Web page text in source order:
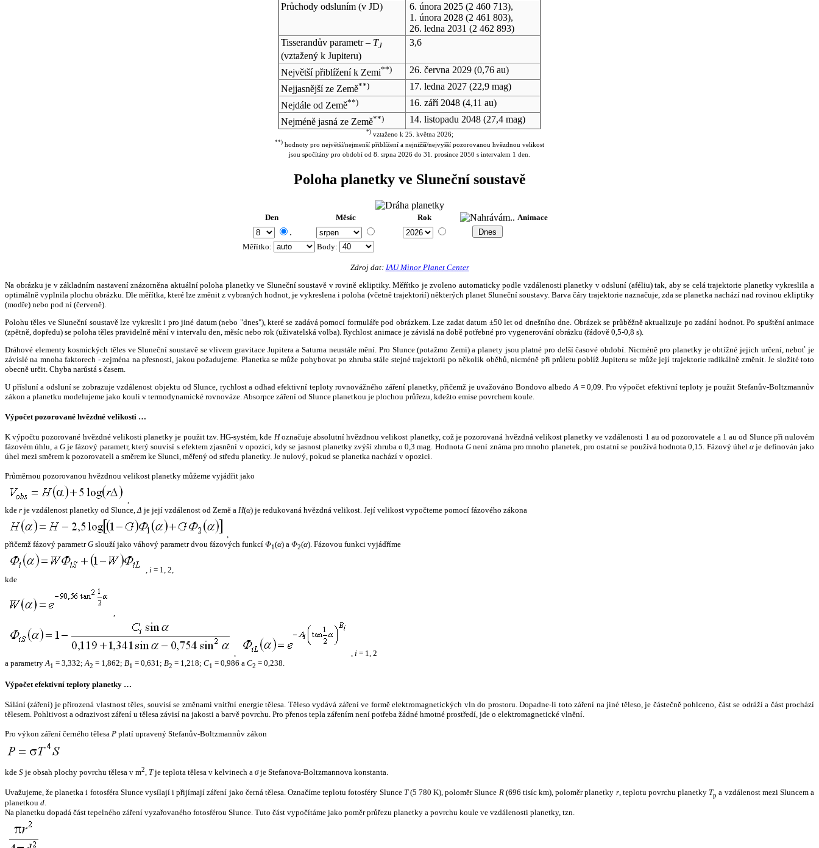
Průchody odsluním (vJD) 6. února 2025 (2 460 713),
1. února 2028 (2 461 803),
26. ledna 2031 (2 462 893)
Tisserandův parametr – TJ
(vztažený k Jupiteru)
3,6
Největší přiblížení k Zemi**) 26. června 2029 (0,76 au)
Nejjasnější ze Země**) 17. ledna 2027 (22,9 mag)
Nejdále od Země**) 16. září 2048 (4,11 au)
Nejméně jasná ze Země**) 14. listopadu 2048 (27,4 mag)
*)vztaženo k 25. května 2026;
**) hodnoty pro největší/nejmenší přiblížení a nejnižší/nejvyšší pozorovanou hvězdnou velikost
jsou spočítány pro období od 8. srpna 2026 do 31. prosince 2050 s intervalem 1 den.
Poloha planetky ve Sluneční soustavě
Den Měsíc Rok Animace
.
Měřítko: Body:
Zdroj dat: IAU Minor Planet Center
Na obrázku je v základním nastavení znázorněna aktuální poloha planetky ve Sluneční soustavě v rovině ekliptiky. Měřítko je zvoleno automaticky podle vzdálenosti planetky v odsluní (aféliu) tak, aby se celá trajektorie planetky vykreslila a
optimálně vyplnila plochu obrázku. Dle měřítka, které lze změnit z vybraných hodnot, je vykreslena i poloha (včetně trajektorií) některých planet Sluneční soustavy. Barva čáry trajektorie naznačuje, zda se planetka nachází nad rovinou ekliptiky
(modře) nebo pod ní (červeně).
Polohu těles ve Sluneční soustavě lze vykreslit i pro jiné datum (nebo "dnes"), které se zadává pomocí formuláře pod obrázkem. Lze zadat datum ±50 let od dnešního dne. Obrázek se průběžně aktualizuje po zadání hodnot. Po spuštění animace
(zpětně, dopředu) se poloha těles pravidelně mění v intervalu den, měsíc nebo rok (uživatelská volba). Rychlost animace je závislá na době potřebné pro vygenerování obrázku (řádově 0,5-0,8 s).
Dráhové elementy kosmických těles ve Sluneční soustavě se vlivem gravitace Jupitera a Saturna neustále mění. Pro Slunce (potažmo Zemi) a planety jsou platné pro delší časové období. Nicméně pro planetky je obtížné jejich určení, neboť je
závislé na mnoha faktorech - zejména na přesnosti, jakou požadujeme. Planetka se může pohybovat po zhruba stále stejné trajektorii po několik oběhů, nicméně při průletu poblíž Jupiteru se může její trajektorie radikálně změnit. Je složité toto
obecně určit. Chyba narůstá s časem.
U přísluní a odsluní se zobrazuje vzdálenost objektu od Slunce, rychlost a odhad efektivní teploty rovnovážného záření planetky, přičemž je uvažováno Bondovo albedo A = 0,09. Pro výpočet efektivní teploty je použit Stefanův-Boltzmannův
zákon a planetku modelujeme jako kouli v termodynamické rovnováze. Absorpce záření od Slunce planetkou je plochou průřezu, kdežto emise povrchem koule.
Výpočet pozorované hvězdné velikosti …
K výpočtu pozorované hvězdné velikosti planetky je použit tzv. HG-systém, kde Hoznačuje absolutní hvězdnou velikost planetky, což je pozorovaná hvězdná velikost planetky ve vzdálenosti 1 au od pozorovatele a 1 au od Slunce při nulovém
fázovém úhlu, a Gje fázový parametr, který souvisí s efektem zjasnění v opozici, kdy se jasnost planetky zvýší zhruba o 0,3 mag. HodnotaG není známa pro mnoho planetek, pro ostatní se používá hodnota 0,15. Fázový úhelα je definován jako
úhel mezi směrem k pozorovateli a směrem ke Slunci, měřený od středu planetky. Je nulový, pokud se planetka nachází v opozici.
Průměrnou pozorovanou hvězdnou velikost planetky můžeme vyjádřit jako
,
kde r je vzdálenost planetky od Slunce,Δ je její vzdálenost od Země a H(α) je redukovaná hvězdná velikost. Její velikost vypočteme pomocí fázového zákona
,
přičemž fázový parametrG slouží jako váhový parametr dvou fázových funkcí Φ1(α) a Φ2(α). Fázovou funkci vyjádříme
, i = 1, 2,
kde
,
, , i = 1, 2
a parametryA1 = 3,332;A2 = 1,862; B1 = 0,631; B2 = 1,218; C1 = 0,986 a C2 = 0,238.
Výpočet efektivní teploty planetky …
Sálání (záření) je přirozená vlastnost těles, souvisí se změnami vnitřní energie tělesa. Těleso vydává záření ve formě elektromagnetických vln do prostoru. Dopadne-li toto záření na jiné těleso, je částečně pohlceno, část se odráží a část prochází
tělesem. Pohltivost a odrazivost záření u tělesa závisí na jakosti a barvě povrchu. Pro přenos tepla zářením není potřeba žádné hmotné prostředí, jde o elektromagnetické vlnění.
Pro výkon záření černého tělesa P platí upravený Stefanův-Boltzmannův zákon
kde S je obsah plochy povrchu tělesa v m2, Tje teplota tělesa v kelvinech a σje Stefanova-Boltzmannova konstanta.
Uvažujeme, že planetka i fotosféra Slunce vysílají i přijímají záření jako černá tělesa. Označíme teplotu fotosféry Slunce T(5 780 K), poloměr Slunce R(696 tisíc km), poloměr planetky r, teplotu povrchu planetky Tp a vzdálenost mezi Sluncem a
planetkou d.
Na planetku dopadá část tepelného záření vyzařovaného fotosférou Slunce. Tuto část vypočítáme jako poměr průřezu planetky a povrchu koule ve vzdálenosti planetky, tzn.